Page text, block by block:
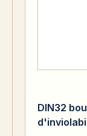
DIN32